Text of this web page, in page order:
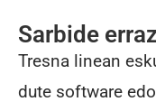
Sarbide
Tresna linean
dute software